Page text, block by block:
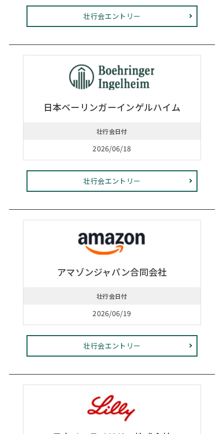
壮行会エントリー
日本ベーリンガーインゲルハイム
壮行会日付
2026/06/18
壮行会エントリー
アマゾンジャパン合同会社
壮行会日付
2026/06/19
壮行会エントリー